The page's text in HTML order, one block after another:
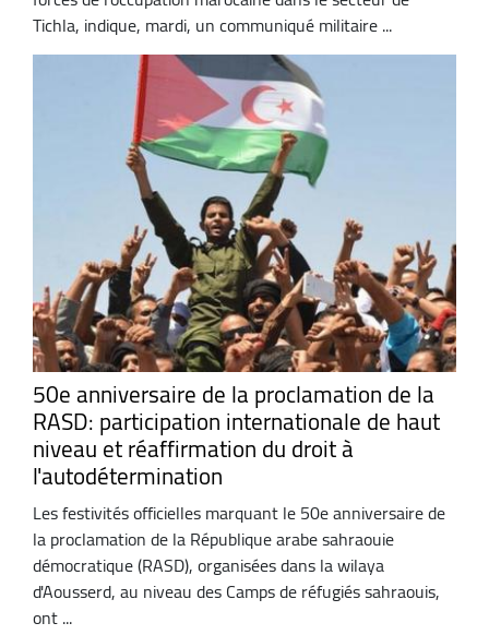
Tichla, indique, mardi, un communiqué militaire ...
50e anniversaire de la proclamation de la
RASD: participation internationale de haut
niveau et réaffirmation du droit à
l'autodétermination
Les festivités officielles marquant le 50e anniversaire de
la proclamation de la République arabe sahraouie
démocratique (RASD), organisées dans la wilaya
d'Aousserd, au niveau des Camps de réfugiés sahraouis,
ont ...